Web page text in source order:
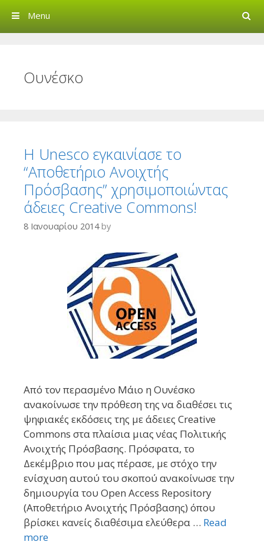
Creative Commons Search
Menu
Ουνέσκο
H Unesco εγκαινίασε το
“Αποθετήριο Ανοιχτής
Πρόσβασης” χρησιμοποιώντας
άδειες Creative Commons!
8 Ιανουαρίου 2014 by
Από τον περασμένο Μάιο η Ουνέσκο
ανακοίνωσε την πρόθεση της να διαθέσει τις
ψηφιακές εκδόσεις της με άδειες Creative
Commons στα πλαίσια μιας νέας Πολιτικής
Ανοιχτής Πρόσβασης. Πρόσφατα, το
Δεκέμβριο που μας πέρασε, με στόχο την
ενίσχυση αυτού του σκοπού ανακοίνωσε την
δημιουργία του Open Access Repository
(Αποθετήριο Ανοιχτής Πρόσβασης) όπου
βρίσκει κανείς διαθέσιμα ελεύθερα … Read
more